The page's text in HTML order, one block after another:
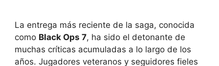
La entrega más reciente de la saga, conocida
como Black Ops 7, ha sido el detonante de
muchas críticas acumuladas a lo largo de los
años. Jugadores veteranos y seguidores fieles